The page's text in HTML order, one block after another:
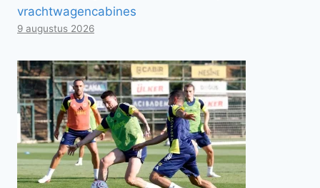
vrachtwagencabines
9 augustus 2026